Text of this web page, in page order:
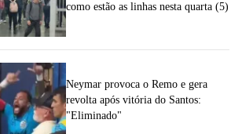
como estão as linhas nesta quarta (5)
Neymar provoca o Remo e gera
revolta após vitória do Santos:
"Eliminado"